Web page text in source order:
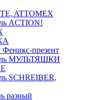
ATTOMEX
ACTION!
презент
МУЛЬТЯШКИ
SCHREIBER,
разный